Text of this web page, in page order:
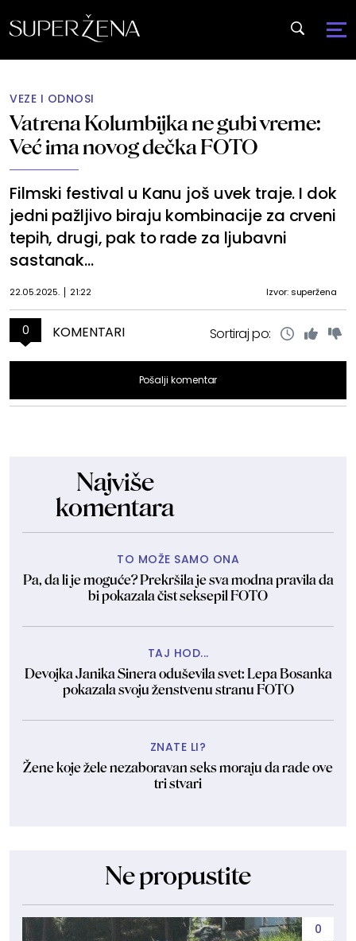
VEZE I ODNOSI
Vatrena Kolumbijka ne gubi vreme:
Već ima novog dečka FOTO
Filmski festival u Kanu još uvek traje. I dok
jedni pažljivo biraju kombinacije za crveni
tepih, drugi, pak to rade za ljubavni
sastanak...
22.05.2025. 21:22 Izvor: superžena
0 KOMENTARI Sortiraj po:
Pošalji komentar
Najviše
komentara
TO MOŽE SAMO ONA
Pa, da li je moguće? Prekršila je sva modna pravila da
bi pokazala čist seksepil FOTO
TAJ HOD...
Devojka Janika Sinera oduševila svet: Lepa Bosanka
pokazala svoju ženstvenu stranu FOTO
ZNATE LI?
Žene koje žele nezaboravan seks moraju da rade ove
tri stvari
Ne propustite
0